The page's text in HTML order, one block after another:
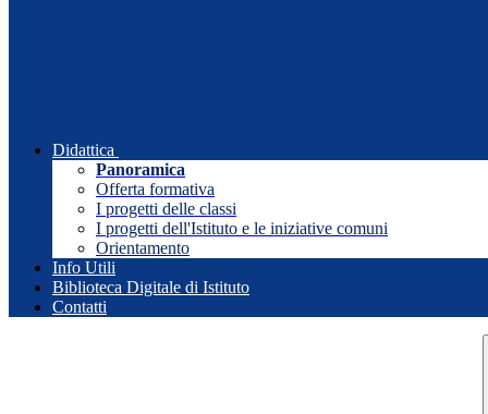
Didattica
Panoramica
Offerta formativa
I progetti delle classi
I progetti dell'Istituto e le iniziative comuni
Orientamento
Info Utili
Biblioteca Digitale di Istituto
Contatti